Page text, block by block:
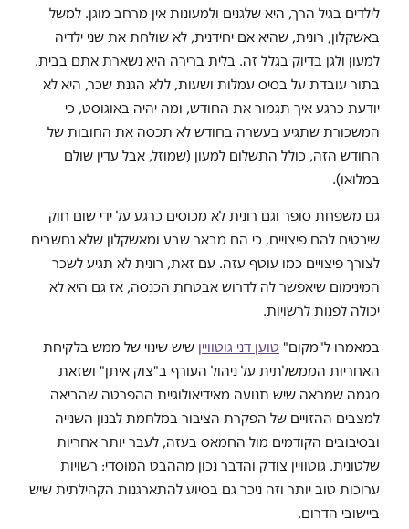
לילדים בגיל הרך, היא שלגנים ולמעונות אין מרחב מוגן. למשל
באשקלון, רונית, שהיא אם יחידנית, לא שולחת את שני ילדיה
למעון ולגן בדיוק בגלל זה. בלית ברירה היא נשארת אתם בבית.
בתור עובדת על בסיס עמלות ושעות, ללא הגנת שכר, היא לא
יודעת כרגע איך תגמור את החודש, ומה יהיה באוגוסט, כי
המשכורת שתגיע בעשרה בחודש לא תכסה את החובות של
החודש הזה, כולל התשלום למעון (שמוזל, אבל עדין שולם
במלואו).
גם משפחת סופר וגם רונית לא מכוסים כרגע על ידי שום חוק
שיבטיח להם פיצויים, כי הם מבאר שבע ומאשקלון שלא נחשבים
לצורך פיצויים כמו עוטף עזה. עם זאת, רונית לא תגיע לשכר
המינימום שיאפשר לה לדרוש אבטחת הכנסה, אז גם היא לא
יכולה לפנות לרשויות.
במאמרו ל"מקום" טוען דני גוטוויין שיש שינוי של ממש בלקיחת
האחריות הממשלתית על ניהול העורף ב"צוק איתן" ושזאת
מגמה שמראה שיש תנועה מאידיאולוגיית ההפרטה שהביאה
למצבים ההזויים של הפקרת הציבור במלחמת לבנון השנייה
ובסיבובים הקודמים מול החמאס בעזה, לעבר יותר אחריות
שלטונית. גוטוויין צודק והדבר נכון מההבט המוסדי: רשויות
ערוכות טוב יותר וזה ניכר גם בסיוע להתארגנות הקהילתית שיש
ביישובי הדרום.